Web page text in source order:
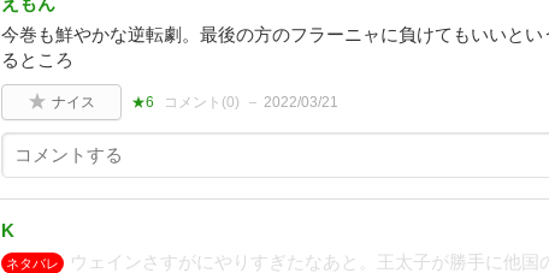
今巻も鮮やかな逆転劇。最後の方のフラーニャに負けてもいいと
るところ
ナイス ★6 コメント(0) 2022/03/21
K
ネタバレ
ウェインさすがにやりすぎたなあと。王太子が勝手に他国